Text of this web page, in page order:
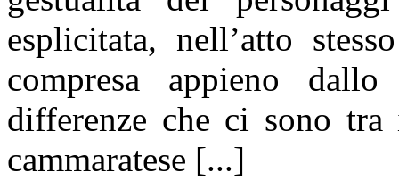
esplicitata, nell’atto
compresa appieno
differenze che ci sono
cammaratese [...]